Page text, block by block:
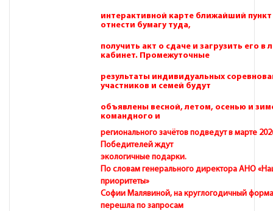
интерактивной карте ближайший
отнести бумагу туда,
получить акт о сдаче и загрузить его в
кабинет. Промежуточные
результаты индивидуальных
участников и семей будут
объявлены весной, летом, осенью и
командного и
регионального зачётов подведут в марте
Победителей ждут
экологичные подарки.
По словам генерального директора АНО
приоритеты»
Софии Малявиной, на круглогодичный
перешла по запросам